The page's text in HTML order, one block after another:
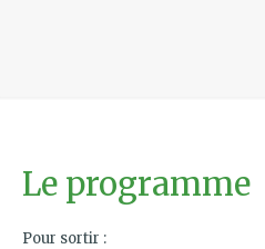
Le programme
Pour sortir :